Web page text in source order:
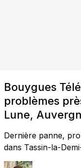
Bouygues
problèmes
Lune,
Dernière panne,
dans Tassin-la-